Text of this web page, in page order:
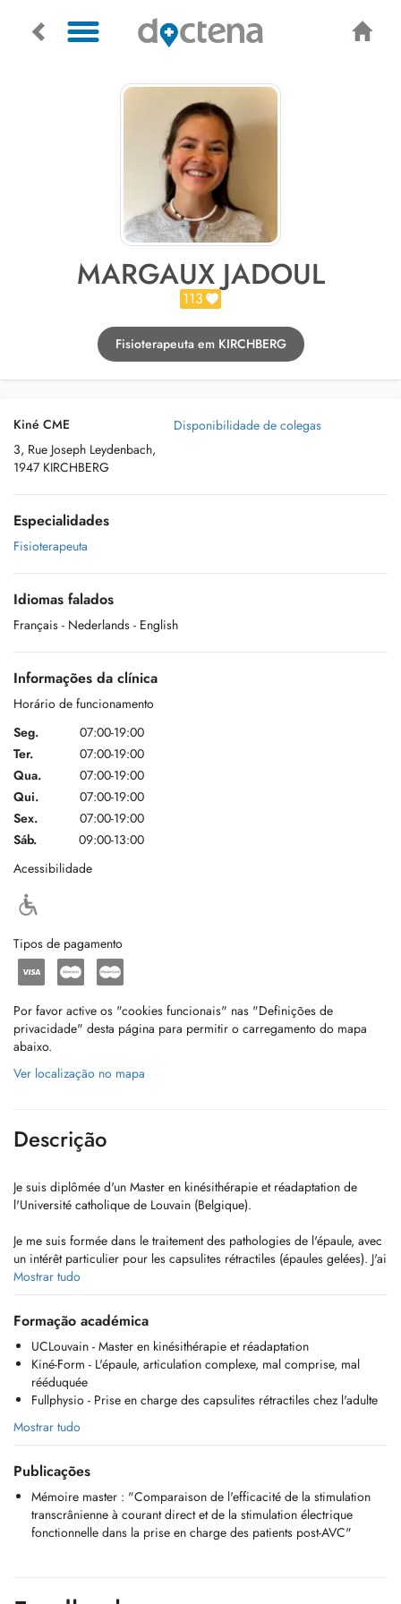
MARGAUX JADOUL
113
Fisioterapeuta em KIRCHBERG
Kiné CME
3, Rue Joseph Leydenbach,
1947 KIRCHBERG
Disponibilidade de colegas
Especialidades
Fisioterapeuta
Idiomas falados
Français - Nederlands - English
Informações da clínica
Horário de funcionamento
Seg.
07:00-19:00
Ter.
07:00-19:00
Qua.
07:00-19:00
Qui.
07:00-19:00
Sex.
07:00-19:00
Sáb.
09:00-13:00
Acessibilidade
Tipos de pagamento
Por favor active os "cookies funcionais" nas "Definições de
privacidade" desta página para permitir o carregamento do mapa
abaixo.
Ver localização no mapa
Descrição
Je suis diplômée d'un Master en kinésithérapie et réadaptation de
l'Université catholique de Louvain (Belgique).
Je me suis formée dans le traitement des pathologies de l'épaule, avec
un intérêt particulier pour les capsulites rétractiles (épaules gelées). J'ai
également suivi une formation sur les tendinopathies.
Je prends en charge :
- Pathologies de l'épaule : capsulites rétractiles, tendinopathies,
instabilités, rééducation après une blessure ou une opération, ...
- Pathologies musculo-squelettiques : lombalgies, cervicalgies,
tendinopathies, entorses, douleurs musculaires et articulaires, fasciite
plantaire, syndrome fémoro-patellaire, ...
- Traitement par ondes de choc
manuelles et une rééducation active et fonctionnelle.
Lors de la prise de rendez-vous, n'hésitez pas à préciser le motif de
votre consultation. Cela me permettra de préparer au mieux votre
Mostrar tudo
Formação académica
UCLouvain - Master en kinésithérapie et réadaptation
Kiné-Form - L'épaule, articulation complexe, mal comprise, mal
rééduquée
Fullphysio - Prise en charge des capsulites rétractiles chez l'adulte
Mostrar tudo
Publicações
Mémoire master : "Comparaison de l'efficacité de la stimulation
transcrânienne à courant direct et de la stimulation électrique
fonctionnelle dans la prise en charge des patients post-AVC"